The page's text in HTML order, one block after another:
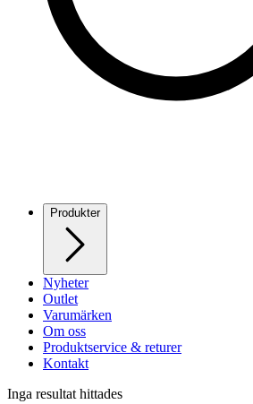
Produkter
Nyheter
Outlet
Varumärken
Om oss
Produktservice & returer
Kontakt
Inga resultat hittades